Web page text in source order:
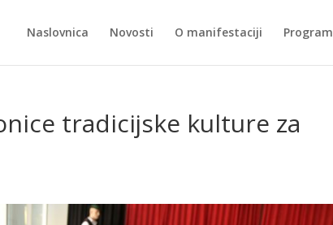
Naslovnica Novosti O manifestaciji Program
tradicijske kulture za